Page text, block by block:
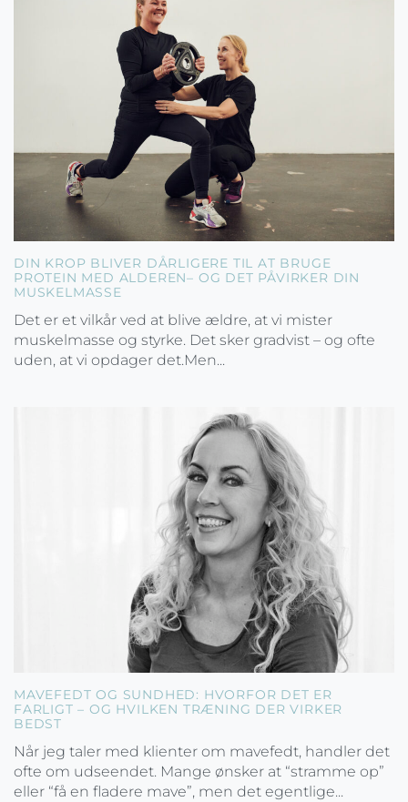
DIN KROP BLIVER DÅRLIGERE TIL AT BRUGE
PROTEIN MED ALDEREN– OG DET PÅVIRKER DIN
MUSKELMASSE
Det er et vilkår ved at blive ældre, at vi mister
muskelmasse og styrke. Det sker gradvist – og ofte
uden, at vi opdager det.Men...
MAVEFEDT OG SUNDHED: HVORFOR DET ER
FARLIGT – OG HVILKEN TRÆNING DER VIRKER
BEDST
Når jeg taler med klienter om mavefedt, handler det
ofte om udseendet. Mange ønsker at “stramme op”
eller “få en fladere mave”, men det egentlige...